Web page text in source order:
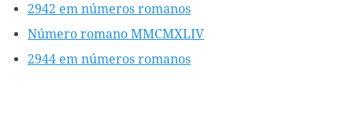
2942 em números romanos
Número romano MMCMXLIV
2944 em números romanos